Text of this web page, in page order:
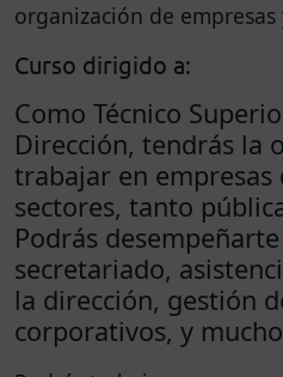
organización de empresas
Curso dirigido a:
Como Técnico
Dirección, tendrás la
trabajar en empresas
sectores, tanto
Podrás
secretariado,
la dirección, gestión
corporativos, y